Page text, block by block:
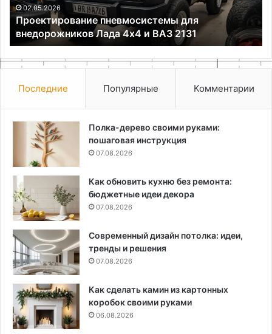
ВАЗ
2131
02.05.2026
Проектирование пневмосистемы для
внедорожников Лада 4х4 и ВАЗ 2131
Последние Популярные Комментарии
Полка-дерево своими руками:
пошаговая инструкция
07.08.2026
Как обновить кухню без ремонта:
бюджетные идеи декора
07.08.2026
Современный дизайн потолка: идеи,
тренды и решения
07.08.2026
Как сделать камин из картонных
коробок своими руками
06.08.2026